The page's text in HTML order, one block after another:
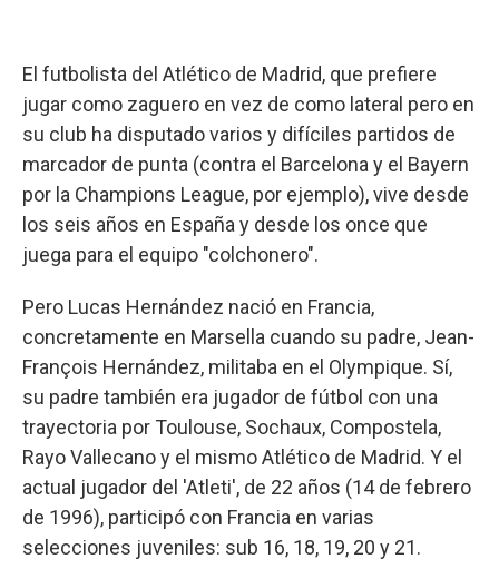
El futbolista del Atlético de Madrid, que prefiere
jugar como zaguero en vez de como lateral pero en
su club ha disputado varios y difíciles partidos de
marcador de punta (contra el Barcelona y el Bayern
por la Champions League, por ejemplo), vive desde
los seis años en España y desde los once que
juega para el equipo "colchonero".
Pero Lucas Hernández nació en Francia,
concretamente en Marsella cuando su padre, Jean-
François Hernández, militaba en el Olympique. Sí,
su padre también era jugador de fútbol con una
trayectoria por Toulouse, Sochaux, Compostela,
Rayo Vallecano y el mismo Atlético de Madrid. Y el
actual jugador del 'Atleti', de 22 años (14 de febrero
de 1996), participó con Francia en varias
selecciones juveniles: sub 16, 18, 19, 20 y 21.